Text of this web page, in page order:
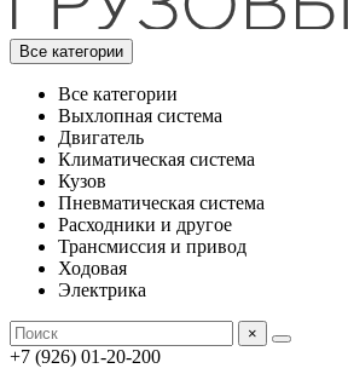
Все категории
Все категории
Выхлопная система
Двигатель
Климатическая система
Кузов
Пневматическая система
Расходники и другое
Трансмиссия и привод
Ходовая
Электрика
×
+7 (926) 01-20-200